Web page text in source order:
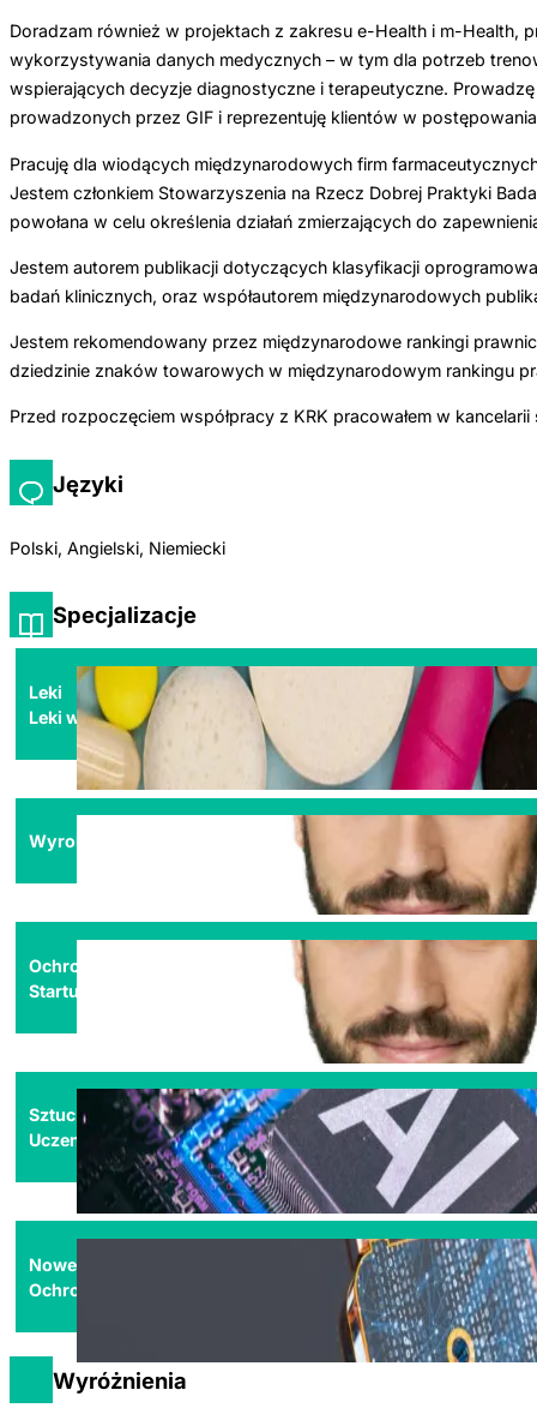
Doradzam również w projektach z zakresu e-Health i m-
wykorzystywania danych medycznych – w tym dla potrzeb
wspierających decyzje diagnostyczne i terapeutyczne.
prowadzonych przez GIF i reprezentuję klientów w
Pracuję dla wiodących międzynarodowych firm
Jestem członkiem Stowarzyszenia na Rzecz Dobrej Praktyki
powołana w celu określenia działań zmierzających do
Jestem autorem publikacji dotyczących klasyfikacji
badań klinicznych, oraz współautorem międzynarodowych
Jestem rekomendowany przez międzynarodowe rankingi
dziedzinie znaków towarowych w międzynarodowym rankingu
Przed rozpoczęciem współpracy z KRK pracowałem w
Języki
Polski, Angielski, Niemiecki
Specjalizacje
Leki
Leki weterynaryjne
Wyroby medyczne
Ochrona zdrowia
Startup’y i nowe technologie medyczne
Sztuczna inteligencja (AI)
Uczenie maszynowe (ML)
Nowe technologie
Ochrona danych i własność intelektualna
Wyróżnienia